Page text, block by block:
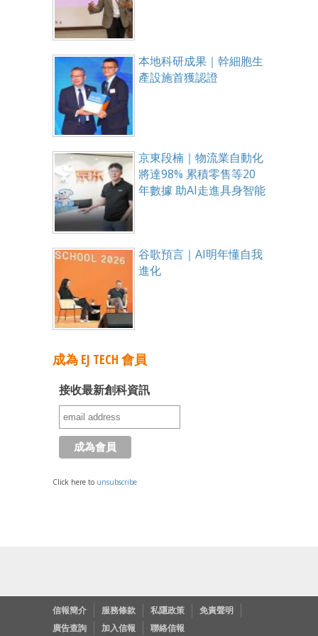
本地科研成果｜幹細胞生
產設施首獲認證
京東段楠｜物流業自動化
將達98% 累積零售等20
年數據 助AI走進具身智能
谷歌預言｜AI明年懂自我
進化
成為 EJ TECH 會員
接收最新創科資訊
Click here to unsubscribe
信報簡介 服務條款 私隱政策
免責聲明
廣告查詢
加入信報 聯絡信報